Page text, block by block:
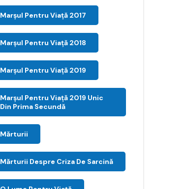
Marșul Pentru Viață 2017
Marșul Pentru Viață 2018
Marșul Pentru Viață 2019
Marșul Pentru Viață 2019 Unic
Din Prima Secundă
Mărturii
Mărturii Despre Criza De Sarcină